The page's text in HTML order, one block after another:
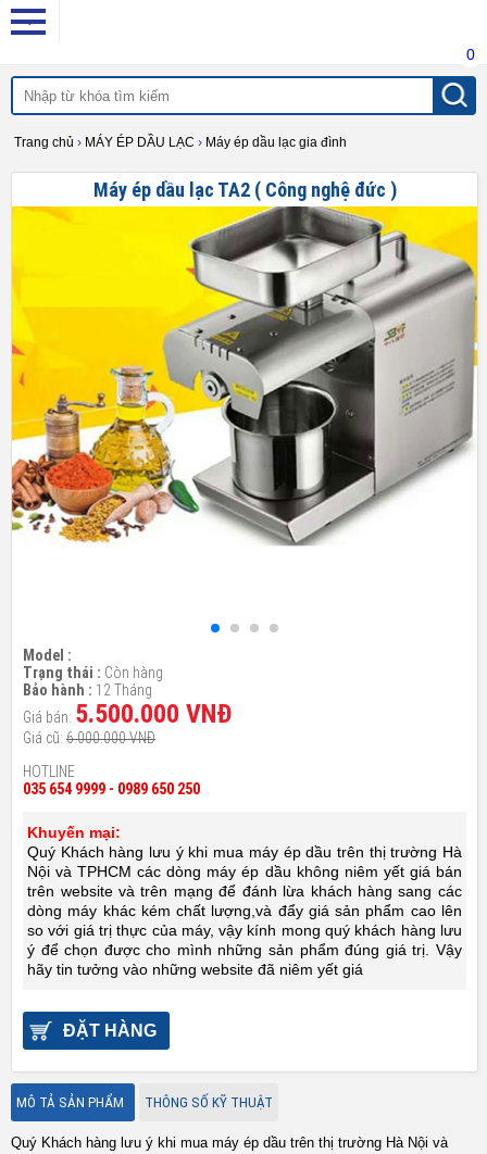
0
Trang chủ › MÁY ÉP DẦU LẠC › Máy ép dầu lạc gia đình
Máy ép dầu lạc TA2 ( Công nghệ đức )
Model :
Trạng thái : Còn hàng
Bảo hành : 12 Tháng
Giá bán: 5.500.000 VNĐ
Giá cũ: 6.000.000 VNĐ
HOTLINE
035 654 9999 - 0989 650 250
Khuyến mại:
Quý Khách hàng lưu ý khi mua máy ép dầu trên thị trường Hà
Nội và TPHCM các dòng máy ép dầu không niêm yết giá bán
trên website và trên mạng để đánh lừa khách hàng sang các
dòng máy khác kém chất lượng,và đẩy giá sản phẩm cao lên
so với giá trị thực của máy, vậy kính mong quý khách hàng lưu
ý để chọn được cho mình những sản phẩm đúng giá trị. Vậy
hãy tin tưởng vào những website đã niêm yết giá
ĐẶT HÀNG
MÔ TẢ SẢN PHẨM THÔNG SỐ KỸ THUẬT
Quý Khách hàng lưu ý khi mua máy ép dầu trên thị trường Hà Nội và